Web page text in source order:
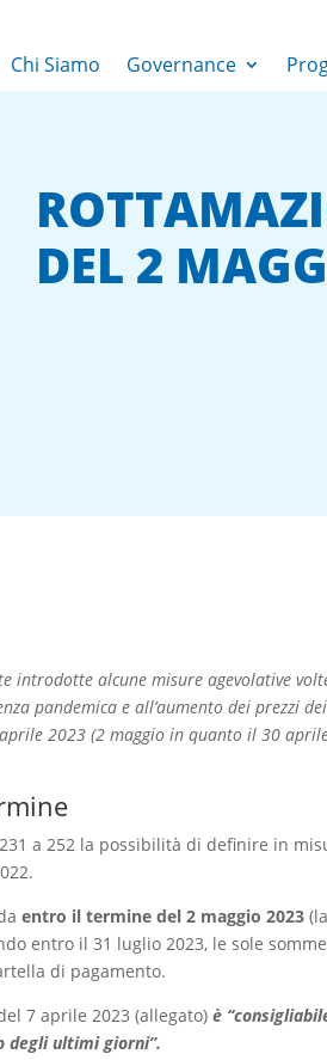
Chi Siamo Governance
DEL 2
introdotte alcune misure agevolative
pandemica e all’aumento dei prezzi
2023 (2 maggio in quanto il 30
a 252 la possibilità di definire in
entro il termine del 2 maggio 2023
entro il 31 luglio 2023, le sole
di pagamento.
7 aprile 2023 (allegato) è
degli ultimi giorni”.